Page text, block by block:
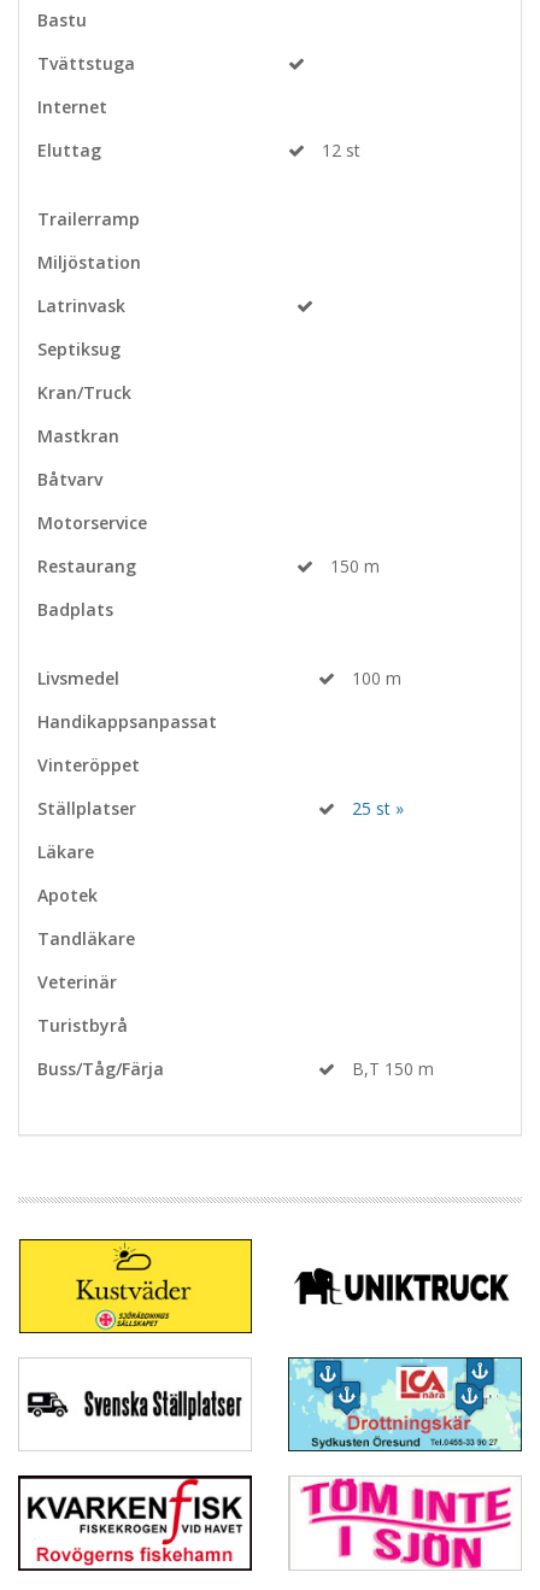
Bastu
Tvättstuga
Internet
Eluttag
12 st
Trailerramp
Miljöstation
Latrinvask
Septiksug
Kran/Truck
Mastkran
Båtvarv
Motorservice
Restaurang
150 m
Badplats
Livsmedel
100 m
Handikappsanpassat
Vinteröppet
Ställplatser
25 st »
Läkare
Apotek
Tandläkare
Veterinär
Turistbyrå
Buss/Tåg/Färja
B,T 150 m